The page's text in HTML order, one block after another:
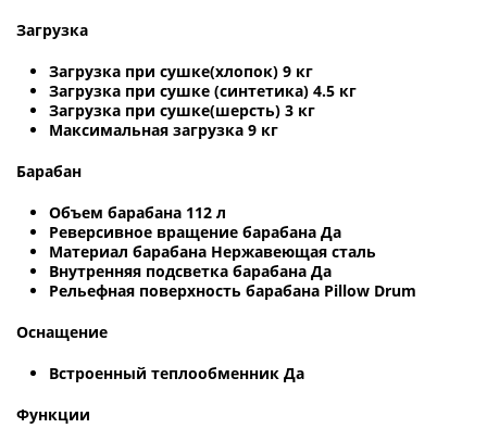
Загрузка
Загрузка при сушке(хлопок) 9 кг
Загрузка при сушке (синтетика) 4.5 кг
Загрузка при сушке(шерсть) 3 кг
Максимальная загрузка 9 кг
Барабан
Объем барабана 112 л
Реверсивное вращение барабана Да
Материал барабана Нержавеющая сталь
Внутренняя подсветка барабана Да
Рельефная поверхность барабана Pillow Drum
Оснащение
Встроенный теплообменник Да
Функции